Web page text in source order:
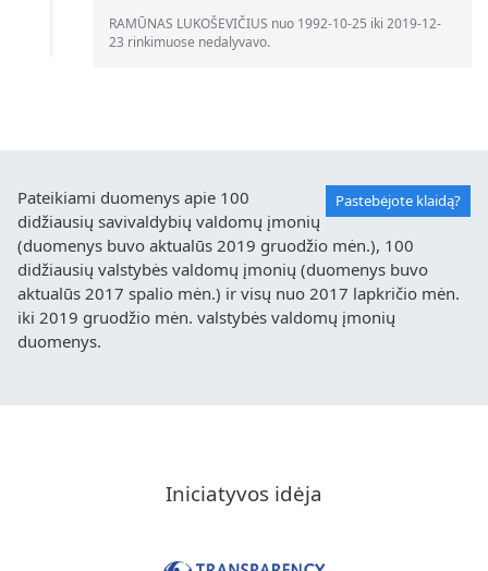
RAMŪNAS LUKOŠEVIČIUS nuo 1992-10-25 iki 2019-12-
23 rinkimuose nedalyvavo.
Pastebėjote klaidą?
Pateikiami duomenys apie 100
didžiausių savivaldybių valdomų įmonių
(duomenys buvo aktualūs 2019 gruodžio mėn.), 100
didžiausių valstybės valdomų įmonių (duomenys buvo
aktualūs 2017 spalio mėn.) ir visų nuo 2017 lapkričio mėn.
iki 2019 gruodžio mėn. valstybės valdomų įmonių
duomenys.
Iniciatyvos idėja